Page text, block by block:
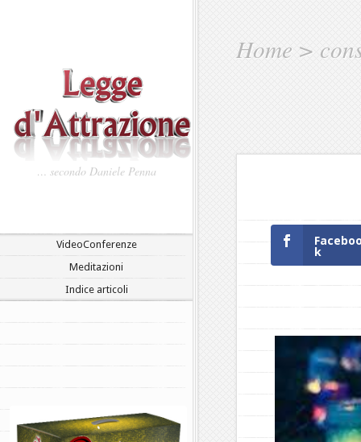
… secondo Daniele Penna
VideoConferenze
Meditazioni
Indice articoli
.
Home >
k